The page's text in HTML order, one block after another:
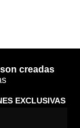
creadas
EXCLUSIVAS